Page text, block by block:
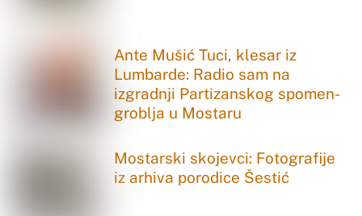
Ante Mušić Tuci, klesar iz
Lumbarde: Radio sam na
izgradnji Partizanskog spomen-
groblja u Mostaru
Mostarski skojevci: Fotografije
iz arhiva porodice Šestić